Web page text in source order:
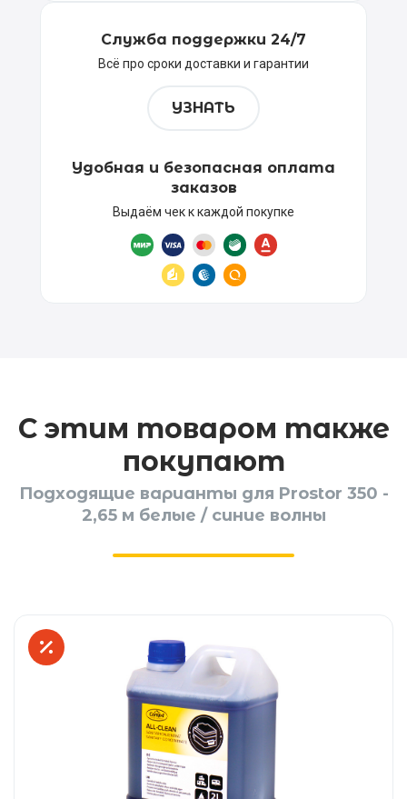
Служба поддержки 24/7
Всё про сроки доставки и гарантии
УЗНАТЬ
Удобная и безопасная оплата
заказов
Выдаём чек к каждой покупке
С этим товаром также
покупают
Подходящие варианты для Prostor 350 -
2,65 м белые / синие волны